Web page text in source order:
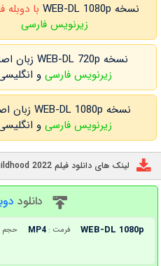
نسخه WEB-DL 1080p با دوبله
زیرنویس فارسی
نسخه WEB-DL 720p زبان اصلی و
زیرنویس فارسی و
نسخه WEB-DL 1080p زبان اصلی و
زیرنویس فارسی و
لینک های دانلود فیلم Apollo 10½: A Space Age Childhood 2022
دانلود
WEB-DL 1080p فرمت : MP4 حجم